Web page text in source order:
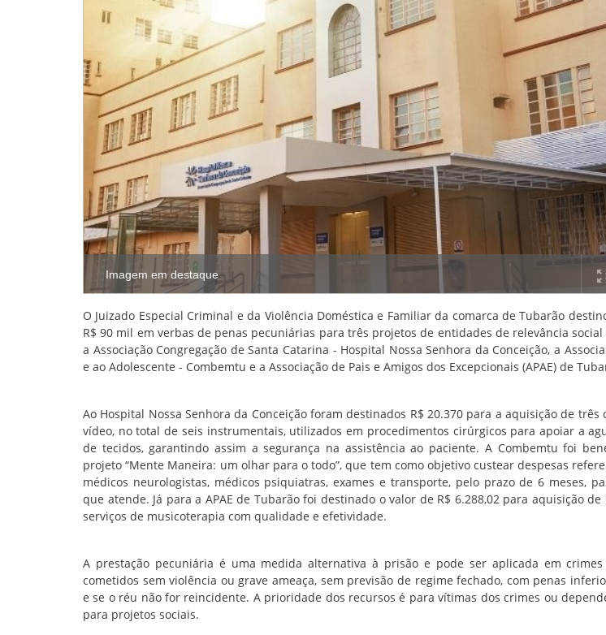
Imagem em destaque
O Juizado Especial Criminal e da Violência Doméstica e Familiar da comarca de Tubarão
R$ 90 mil em verbas de penas pecuniárias para três projetos de entidades de relevância
a Associação Congregação de Santa Catarina - Hospital Nossa Senhora da Conceição, a
e ao Adolescente - Combemtu e a Associação de Pais e Amigos dos Excepcionais (APAE) de
Ao Hospital Nossa Senhora da Conceição foram destinados R$ 20.370 para a aquisição de
vídeo, no total de seis instrumentais, utilizados em procedimentos cirúrgicos para apoiar a
de tecidos, garantindo assim a segurança na assistência ao paciente. A Combemtu foi
projeto “Mente Maneira: um olhar para o todo”, que tem como objetivo custear despesas
médicos neurologistas, médicos psiquiatras, exames e transporte, pelo prazo de 6 meses,
que atende. Já para a APAE de Tubarão foi destinado o valor de R$ 6.288,02 para aquisição
serviços de musicoterapia com qualidade e efetividade.
A prestação pecuniária é uma medida alternativa à prisão e pode ser aplicada em
cometidos sem violência ou grave ameaça, sem previsão de regime fechado, com penas
e se o réu não for reincidente. A prioridade dos recursos é para vítimas dos crimes ou
para projetos sociais.